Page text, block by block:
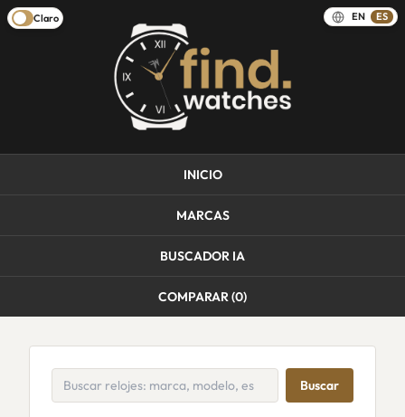
Claro EN ES
INICIO
MARCAS
BUSCADOR IA
COMPARAR (0)
Buscar